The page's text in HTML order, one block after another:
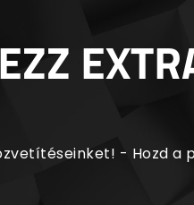
- Hozd a